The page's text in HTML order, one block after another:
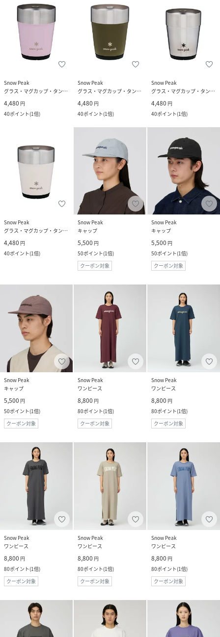
Snow Peak
グラス・マグカップ・タンブラー
4,480 円
40ポイント(1倍)
Snow Peak
グラス・マグカップ・タンブラー
4,480 円
40ポイント(1倍)
Snow Peak
グラス・マグカップ・タンブラー
4,480 円
40ポイント(1倍)
Snow Peak
グラス・マグカップ・タンブラー
4,480 円
40ポイント(1倍)
Snow Peak
キャップ
5,500 円
50ポイント(1倍)
クーポン対象
Snow Peak
キャップ
5,500 円
50ポイント(1倍)
クーポン対象
Snow Peak
キャップ
5,500 円
50ポイント(1倍)
クーポン対象
Snow Peak
ワンピース
8,800 円
80ポイント(1倍)
クーポン対象
Snow Peak
ワンピース
8,800 円
80ポイント(1倍)
クーポン対象
Snow Peak
ワンピース
8,800 円
80ポイント(1倍)
クーポン対象
Snow Peak
ワンピース
8,800 円
80ポイント(1倍)
クーポン対象
Snow Peak
ワンピース
8,800 円
80ポイント(1倍)
クーポン対象